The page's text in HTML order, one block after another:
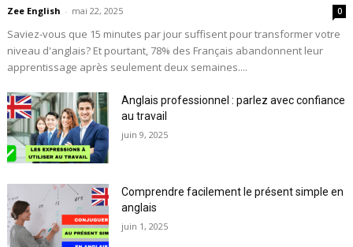
Zee English - mai 22, 2025 0
Saviez-vous que 15 minutes par jour suffisent pour transformer votre
niveau d'anglais? Et pourtant, 78% des Français abandonnent leur
apprentissage après seulement deux semaines....
Anglais professionnel : parlez avec confiance
au travail
juin 9, 2025
Comprendre facilement le présent simple en
anglais
juin 1, 2025